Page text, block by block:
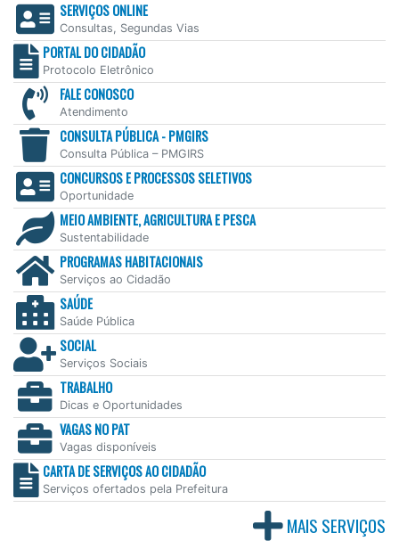
SERVIÇOS ONLINE
Consultas, Segundas Vias
PORTAL DO CIDADÃO
Protocolo Eletrônico
FALE CONOSCO
Atendimento
CONSULTA PÚBLICA - PMGIRS
Consulta Pública – PMGIRS
CONCURSOS E PROCESSOS SELETIVOS
Oportunidade
MEIO AMBIENTE, AGRICULTURA E PESCA
Sustentabilidade
PROGRAMAS HABITACIONAIS
Serviços ao Cidadão
SAÚDE
Saúde Pública
SOCIAL
Serviços Sociais
TRABALHO
Dicas e Oportunidades
VAGAS NO PAT
Vagas disponíveis
CARTA DE SERVIÇOS AO CIDADÃO
Serviços ofertados pela Prefeitura
MAIS SERVIÇOS